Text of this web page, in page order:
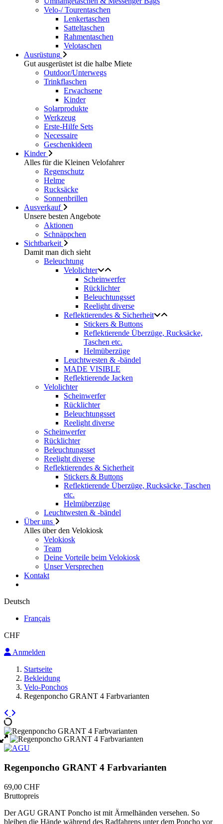
Velo-/ Tourentaschen
Lenkertaschen
Satteltaschen
Rahmentaschen
Velotaschen
Ausrüstung
Gut ausgerüstet ist die halbe Miete
Outdoor/Unterwegs
Trinkflaschen
Erwachsene
Kinder
Solarprodukte
Werkzeug
Erste-Hilfe Sets
Necessaire
Geschenkideen
Kinder
Alles für die Kleinen Velofahrer
Regenschutz
Helme
Rucksäcke
Sonnenbrillen
Ausverkauf
Unsere besten Angebote
Aktionen
Schnäppchen
Sichtbarkeit
Damit man dich sieht
Beleuchtung
Velolichter
Scheinwerfer
Rücklichter
Beleuchtungsset
Reelight diverse
Reflektierendes & Sicherheit
Stickers & Buttons
Reflektierende Überzüge, Rucksäcke,
Taschen etc.
Helmüberzüge
Leuchtwesten & -bändel
MADE VISIBLE
Reflektierende Jacken
Velolichter
Scheinwerfer
Rücklichter
Beleuchtungsset
Reelight diverse
Scheinwerfer
Rücklichter
Beleuchtungsset
Reelight diverse
Reflektierendes & Sicherheit
Stickers & Buttons
Reflektierende Überzüge, Rucksäcke, Taschen
etc.
Helmüberzüge
Leuchtwesten & -bändel
Über uns
Alles über den Velokiosk
Velokiosk
Team
Deine Vorteile beim Velokiosk
Unser Versprechen
Kontakt
Deutsch
Français
CHF
Anmelden
Startseite
Bekleidung
Velo-Ponchos
Regenponcho GRANT 4 Farbvarianten
Regenponcho GRANT 4 Farbvarianten
69,00 CHF
Bruttopreis
Der AGU GRANT Poncho ist mit Ärmelhänden versehen. So
bleiben die Hände während des Radfahrens unter dem Poncho vor